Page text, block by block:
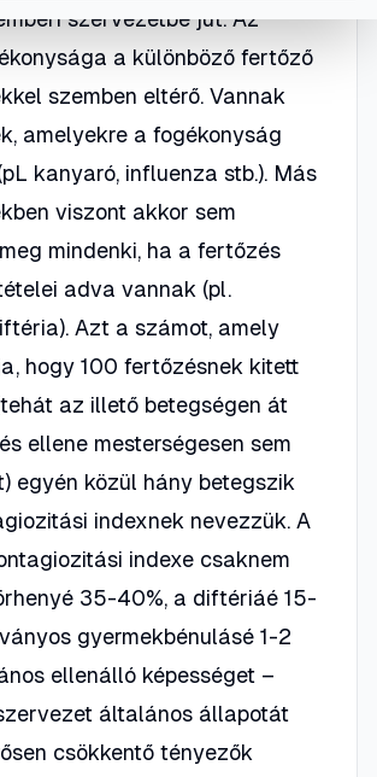
szervezetbe jut. Az
a különböző fertőző
szemben eltérő. Vannak
amelyekre a fogékonyság
kanyaró, influenza stb.). Más
viszont akkor sem
mindenki, ha a fertőzés
adva vannak (pl.
Azt a számot, amely
hogy 100 fertőzésnek kitett
az illető betegségen át
ellene mesterségesen sem
egyén közül hány betegszik
indexnek nevezzük. A
indexe csaknem
35-40%, a diftériáé 15-
gyermekbénulásé 1-2
ellenálló képességet –
általános állapotát
csökkentő tényezők